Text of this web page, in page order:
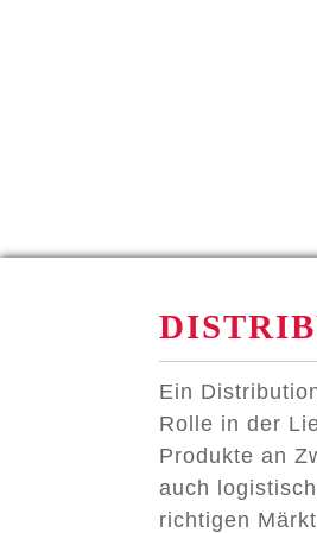
Ein
Rolle in der
Produkte an
auch
richtigen